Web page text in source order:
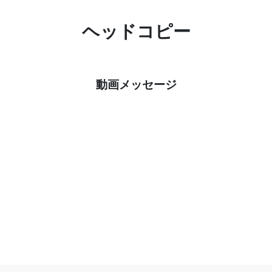
ヘッドコピー
動画メッセージ